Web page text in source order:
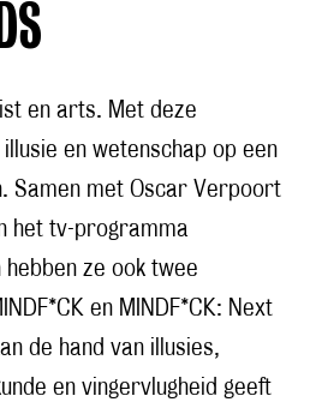
en arts. Met deze
en wetenschap op een
Samen met Oscar Verpoort
het tv-programma
hebben ze ook twee
en MINDF*CK: Next
de hand van illusies,
en vingervlugheid geeft